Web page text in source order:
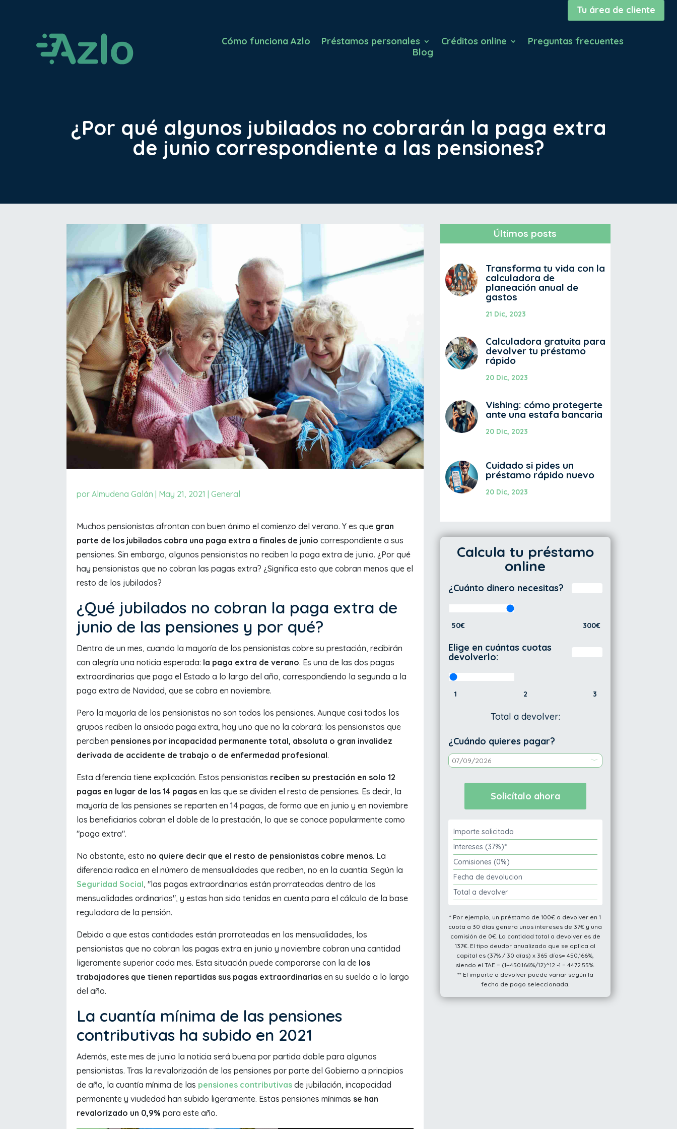
Tu área de cliente
Cómo funciona Azlo Préstamos personales Créditos online
Preguntas frecuentes
Blog
¿Por qué algunos jubilados no cobrarán la paga extra
de junio correspondiente a las pensiones?
por Almudena Galán May 21, 2021 General
Muchos pensionistas afrontan con buen ánimo el comienzo del verano. Y es que gran
parte de los jubilados cobra una paga extra a finales de junio correspondiente a sus
pensiones. Sin embargo, algunos pensionistas no reciben la paga extra de junio. ¿Por qué
hay pensionistas que no cobran las pagas extra? ¿Significa esto que cobran menos que el
resto de los jubilados?
¿Qué jubilados no cobran la paga extra de
junio de las pensiones y por qué?
Dentro de un mes, cuando la mayoría de los pensionistas cobre su prestación, recibirán
con alegría una noticia esperada: la paga extra de verano. Es una de las dos pagas
extraordinarias que paga el Estado a lo largo del año, correspondiendo la segunda a la
paga extra de Navidad, que se cobra en noviembre.
Pero la mayoría de los pensionistas no son todos los pensiones. Aunque casi todos los
grupos reciben la ansiada paga extra, hay uno que no la cobrará: los pensionistas que
perciben pensiones por incapacidad permanente total, absoluta o gran invalidez
derivada de accidente de trabajo o de enfermedad profesional.
Esta diferencia tiene explicación. Estos pensionistas reciben su prestación en solo 12
pagas en lugar de las 14 pagas en las que se dividen el resto de pensiones. Es decir, la
mayoría de las pensiones se reparten en 14 pagas, de forma que en junio y en noviembre
los beneficiarios cobran el doble de la prestación, lo que se conoce popularmente como
"paga extra".
No obstante, esto no quiere decir que el resto de pensionistas cobre menos. La
diferencia radica en el número de mensualidades que reciben, no en la cuantía. Según la
Seguridad Social, "las pagas extraordinarias están prorrateadas dentro de las
mensualidades ordinarias", y estas han sido tenidas en cuenta para el cálculo de la base
reguladora de la pensión.
Debido a que estas cantidades están prorrateadas en las mensualidades, los
pensionistas que no cobran las pagas extra en junio y noviembre cobran una cantidad
ligeramente superior cada mes. Esta situación puede compararse con la de los
trabajadores que tienen repartidas sus pagas extraordinarias en su sueldo a lo largo
del año.
La cuantía mínima de las pensiones
contributivas ha subido en 2021
Además, este mes de junio la noticia será buena por partida doble para algunos
pensionistas. Tras la revalorización de las pensiones por parte del Gobierno a principios
de año, la cuantía mínima de las pensiones contributivas de jubilación, incapacidad
permanente y viudedad han subido ligeramente. Estas pensiones mínimas se han
revalorizado un 0,9% para este año.
Últimos posts
Transforma tu vida con la
calculadora de
planeación anual de
gastos
21 Dic, 2023
Calculadora gratuita para
devolver tu préstamo
rápido
20 Dic, 2023
Vishing: cómo protegerte
ante una estafa bancaria
20 Dic, 2023
Cuidado si pides un
préstamo rápido nuevo
20 Dic, 2023
Calcula tu préstamo
online
¿Cuánto dinero necesitas?
50€ 300€
Elige en cuántas cuotas
devolverlo:
1 2 3
Total a devolver:
¿Cuándo quieres pagar?
Importe solicitado
Intereses (37%)*
Comisiones (0%)
Fecha de devolucion
Total a devolver
* Por ejemplo, un préstamo de 100€ a devolver en 1
cuota a 30 días genera unos intereses de 37€ y una
comisión de 0€. La cantidad total a devolver es de
137€. El tipo deudor anualizado que se aplica al
capital es (37% / 30 días) x 365 días= 450,166%,
siendo el TAE = (1+450.166%/12)^12 -1 = 4472.55%.
** El importe a devolver puede variar según la
fecha de pago seleccionada.